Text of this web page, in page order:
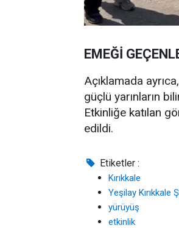
EMEĞİ
Açıklamada
güçlü yarınların
Etkinliğe katılan
edildi.
Etiketler :
Kırıkkale
Yeşilay Kırıkkale
yürüyüş
etkinlik